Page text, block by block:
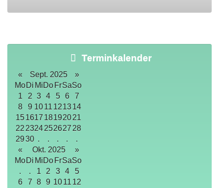
Terminkalender
« Sept. 2025
»
MoDi MiDo FrSaSo
1
2 3 4 5 6
7
8
9 1011 121314
151617 18192021
22 2324252627 28
2930 . . . .
.
«
Okt. 2025
»
MoDi MiDo FrSaSo
.
. 1 2 3 4
5
6
7 8 9 1011 12